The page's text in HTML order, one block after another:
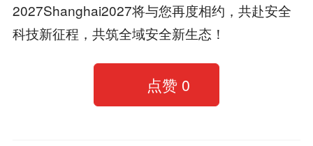
2027Shanghai2027将与您再度相约，共赴安全
科技新征程，共筑全域安全新生态！
点赞 0